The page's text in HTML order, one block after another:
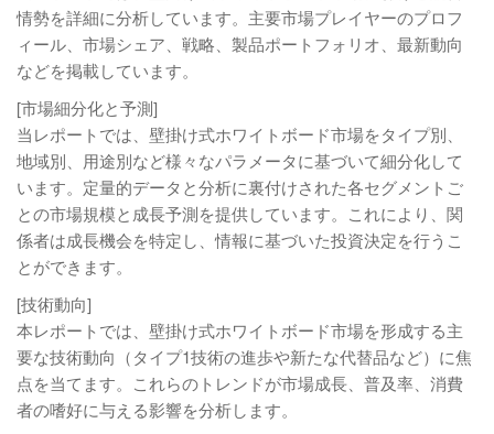
情勢を詳細に分析しています。主要市場プレイヤーのプロフ
ィール、市場シェア、戦略、製品ポートフォリオ、最新動向
などを掲載しています。
[市場細分化と予測]
当レポートでは、壁掛け式ホワイトボード市場をタイプ別、
地域別、用途別など様々なパラメータに基づいて細分化して
います。定量的データと分析に裏付けされた各セグメントご
との市場規模と成長予測を提供しています。これにより、関
係者は成長機会を特定し、情報に基づいた投資決定を行うこ
とができます。
[技術動向]
本レポートでは、壁掛け式ホワイトボード市場を形成する主
要な技術動向（タイプ1技術の進歩や新たな代替品など）に焦
点を当てます。これらのトレンドが市場成長、普及率、消費
者の嗜好に与える影響を分析します。